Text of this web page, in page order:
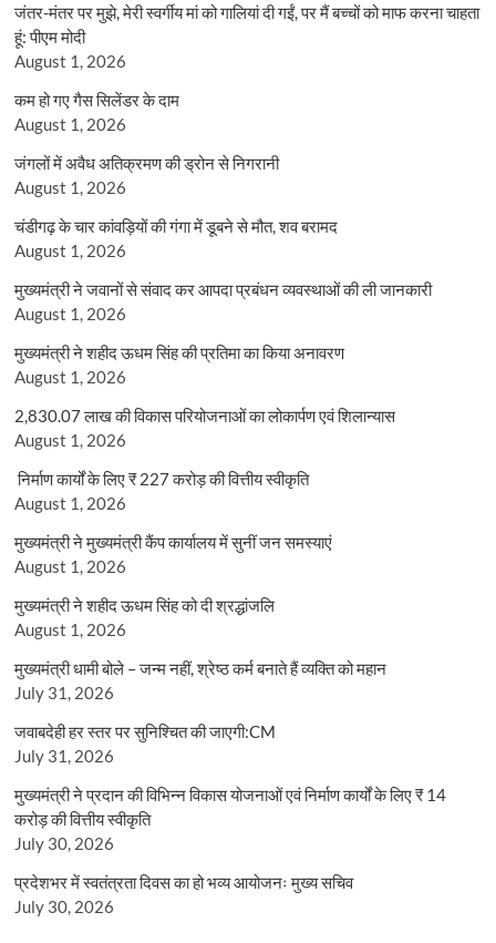
जंतर-मंतर पर मुझे, मेरी स्वर्गीय मां को गालियां दी गईं, पर मैं बच्चों को माफ करना चाहता
हूं: पीएम मोदी
August 1, 2026
कम हो गए गैस सिलेंडर के दाम
August 1, 2026
जंगलों में अवैध अतिक्रमण की ड्रोन से निगरानी
August 1, 2026
चंडीगढ़ के चार कांवड़ियों की गंगा में डूबने से मौत, शव बरामद
August 1, 2026
मुख्यमंत्री ने जवानों से संवाद कर आपदा प्रबंधन व्यवस्थाओं की ली जानकारी
August 1, 2026
मुख्यमंत्री ने शहीद ऊधम सिंह की प्रतिमा का किया अनावरण
August 1, 2026
2,830.07 लाख की विकास परियोजनाओं का लोकार्पण एवं शिलान्यास
August 1, 2026
निर्माण कार्यों के लिए ₹ 227 करोड़ की वित्तीय स्वीकृति
August 1, 2026
मुख्यमंत्री ने मुख्यमंत्री कैंप कार्यालय में सुनीं जन समस्याएं
August 1, 2026
मुख्यमंत्री ने शहीद ऊधम सिंह को दी श्रद्धांजलि
August 1, 2026
मुख्यमंत्री धामी बोले – जन्म नहीं, श्रेष्ठ कर्म बनाते हैं व्यक्ति को महान
July 31, 2026
जवाबदेही हर स्तर पर सुनिश्चित की जाएगी:CM
July 31, 2026
मुख्यमंत्री ने प्रदान की विभिन्न विकास योजनाओं एवं निर्माण कार्यों के लिए ₹ 14
करोड़ की वित्तीय स्वीकृति
July 30, 2026
प्रदेशभर में स्वतंत्रता दिवस का हो भव्य आयोजनः मुख्य सचिव
July 30, 2026